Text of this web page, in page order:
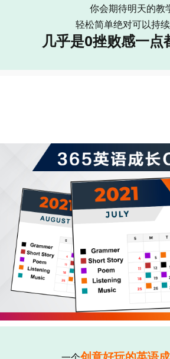
你会期待明天的教
轻松简单绝对可以持
几乎是0挫败感一点